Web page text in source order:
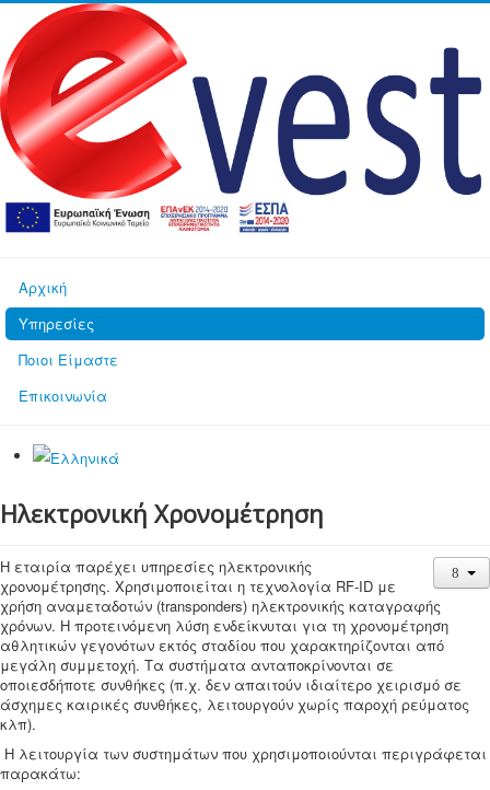
Αρχική
Υπηρεσίες
Ποιοι Είμαστε
Επικοινωνία
Ηλεκτρονική Χρονομέτρηση
Η εταιρία παρέχει υπηρεσίες ηλεκτρονικής
χρονομέτρησης. Χρησιμοποιείται η τεχνολογία RF-ID με
χρήση αναμεταδοτών (transponders) ηλεκτρονικής καταγραφής
χρόνων. Η προτεινόμενη λύση ενδείκνυται για τη χρονομέτρηση
αθλητικών γεγονότων εκτός σταδίου που χαρακτηρίζονται από
μεγάλη συμμετοχή. Τα συστήματα ανταποκρίνονται σε
οποιεσδήποτε συνθήκες (π.χ. δεν απαιτούν ιδιαίτερο χειρισμό σε
άσχημες καιρικές συνθήκες, λειτουργούν χωρίς παροχή ρεύματος
κλπ).
Η λειτουργία των συστημάτων που χρησιμοποιούνται περιγράφεται
παρακάτω: